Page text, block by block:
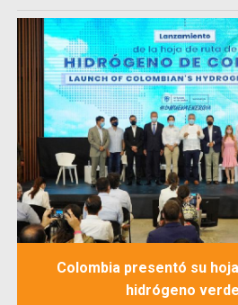
Colombia presentó su
hidrógeno